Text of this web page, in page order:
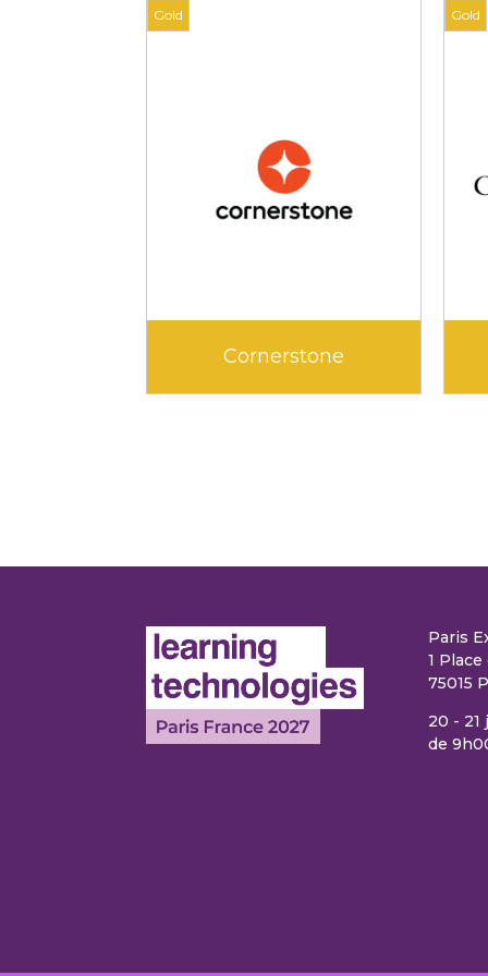
E-tipi Learning
Paris
1
75015
20 - 21
de